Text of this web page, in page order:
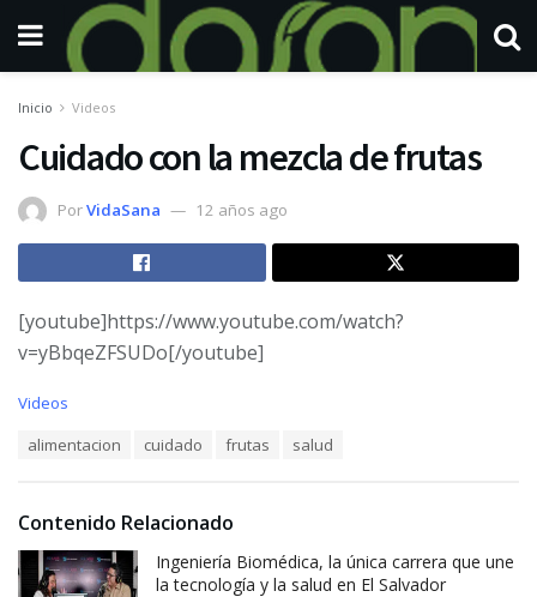
Inicio Videos
Cuidado con la mezcla de frutas
PorVidaSana 12 años ago
[youtube]https://www.youtube.com/watch?
v=yBbqeZFSUDo[/youtube]
C
r
i
e
Videos
:
alimentacion cuidado frutas salud
Contenido Relacionado
Ingeniería Biomédica, la única carrera que une
la tecnología y la salud en El Salvador